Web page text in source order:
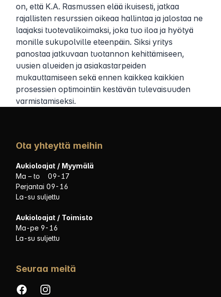
on, että K.A. Rasmussen elää ikuisesti, jatkaa
rajallisten resurssien oikeaa hallintaa ja jalostaa ne
laajaksi tuotevalikoimaksi, joka tuo iloa ja hyötyä
monille sukupolville eteenpäin. Siksi yritys
panostaa jatkuvaan tuotannon kehittämiseen,
uusien alueiden ja asiakastarpeiden
mukauttamiseen sekä ennen kaikkea kaikkien
prosessien optimointiin kestävän tulevaisuuden
varmistamiseksi.
Ota yhteyttä meihin
Aukioloajat / Myymälä
Ma – to 09-17
Perjantai 09-16
La-su suljettu
Aukioloajat / Toimisto
Ma-pe 9-16
La-su suljettu
Seuraa meitä
FacebookInstagram